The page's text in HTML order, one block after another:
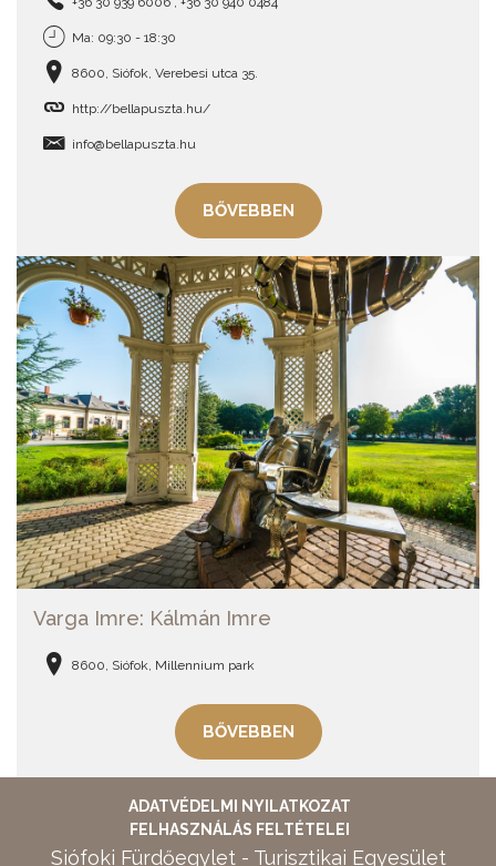
Ma: 09:30 - 18:30
8600, Siófok, Verebesi utca 35.
http://bellapuszta.hu/
info@bellapuszta.hu
BŐVEBBEN
Varga Imre: Kálmán Imre
8600, Siófok, Millennium park
BŐVEBBEN
ADATVÉDELMI NYILATKOZAT
FELHASZNÁLÁS FELTÉTELEI
Siófoki Fürdőegylet - Turisztikai Egyesület